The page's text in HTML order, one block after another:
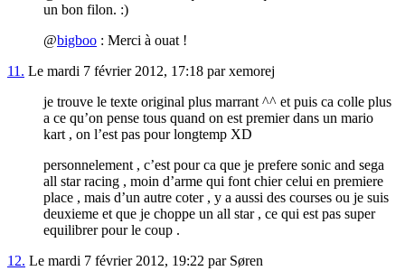
un bon filon. :)
@bigboo : Merci à ouat !
11. Le mardi 7 février 2012, 17:18 par xemorej
je trouve le texte original plus marrant ^^ et puis ca colle plus
a ce qu’on pense tous quand on est premier dans un mario
kart , on l’est pas pour longtemp XD
personnelement , c’est pour ca que je prefere sonic and sega
all star racing , moin d’arme qui font chier celui en premiere
place , mais d’un autre coter , y a aussi des courses ou je suis
deuxieme et que je choppe un all star , ce qui est pas super
equilibrer pour le coup .
12. Le mardi 7 février 2012, 19:22 par Søren